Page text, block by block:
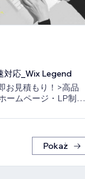
対応_Wix Legend
お見積もり！>高品
ームページ・LP制作
Pokaż